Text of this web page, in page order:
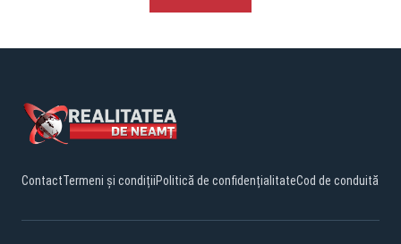
ContactTermeni și condițiiPolitică de confidențialitateCod de conduită